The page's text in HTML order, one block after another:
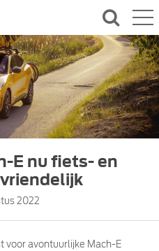
E nu fiets- en
2022
voor avontuurlijke Mach-E